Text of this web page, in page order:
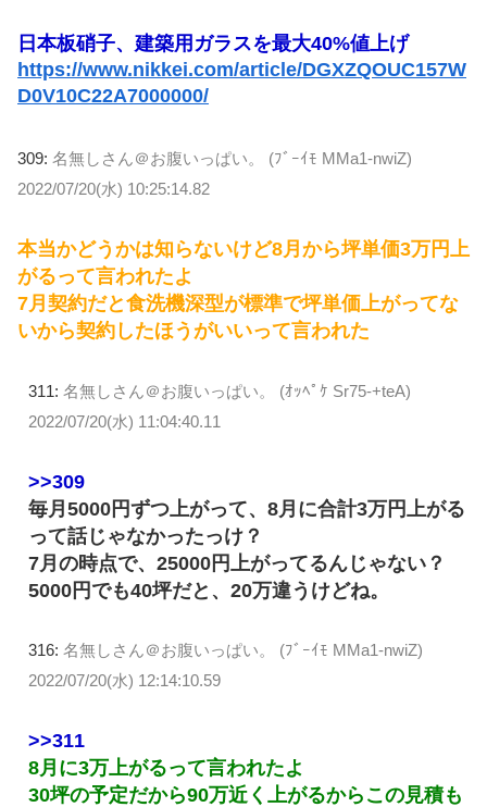
日本板硝子、建築用ガラスを最大40%値上げ
https://www.nikkei.com/article/DGXZQOUC157W
D0V10C22A7000000/
309: 名無しさん＠お腹いっぱい。 (ﾌﾞｰｲﾓ MMa1-nwiZ)
2022/07/20(水) 10:25:14.82
本当かどうかは知らないけど8月から坪単価3万円上
がるって言われたよ
7月契約だと食洗機深型が標準で坪単価上がってな
いから契約したほうがいいって言われた
311: 名無しさん＠お腹いっぱい。 (ｵｯﾍﾟｹ Sr75-+teA)
2022/07/20(水) 11:04:40.11
>>309
毎月5000円ずつ上がって、8月に合計3万円上がる
って話じゃなかったっけ？
7月の時点で、25000円上がってるんじゃない？
5000円でも40坪だと、20万違うけどね。
316: 名無しさん＠お腹いっぱい。 (ﾌﾞｰｲﾓ MMa1-nwiZ)
2022/07/20(水) 12:14:10.59
>>311
8月に3万上がるって言われたよ
30坪の予定だから90万近く上がるからこの見積も